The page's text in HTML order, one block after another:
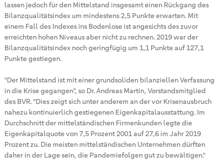
lassen jedoch für den Mittelstand insgesamt einen Rückgang des
Bilanzqualitätsindex um mindestens 2,5 Punkte erwarten. Mit
einem Fall des Indexes ins Bodenlose ist angesichts des zuvor
erreichten hohen Niveaus aber nicht zu rechnen. 2019 war der
Bilanzqualitätsindex noch geringfügig um 1,1 Punkte auf 127,1
Punkte gestiegen.
"Der Mittelstand ist mit einer grundsoliden bilanziellen Verfassung
in die Krise gegangen", so Dr. Andreas Martin, Vorstandsmitglied
des BVR. "Dies zeigt sich unter anderem an der vor Krisenausbruch
nahezu kontinuierlich gestiegenen Eigenkapitalausstattung. Im
Durchschnitt der mittelständischen Firmenkunden legte die
Eigenkapitalquote von 7,5 Prozent 2001 auf 27,6 im Jahr 2019
Prozent zu. Die meisten mittelständischen Unternehmen dürften
daher in der Lage sein, die Pandemiefolgen gut zu bewältigen."